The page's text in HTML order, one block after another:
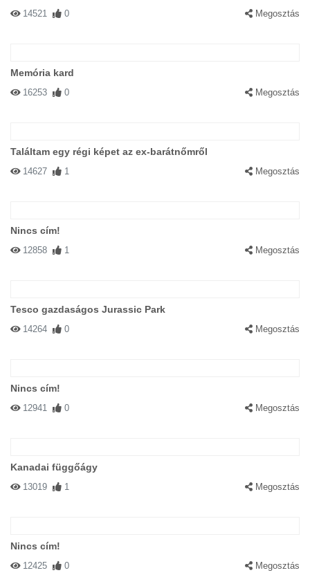
14521 0 Megosztás
Memória kard
16253 0 Megosztás
Találtam egy régi képet az ex-barátnőmről
14627 1 Megosztás
Nincs cím!
12858 1 Megosztás
Tesco gazdaságos Jurassic Park
14264 0 Megosztás
Nincs cím!
12941 0 Megosztás
Kanadai függőágy
13019 1 Megosztás
Nincs cím!
12425 0 Megosztás